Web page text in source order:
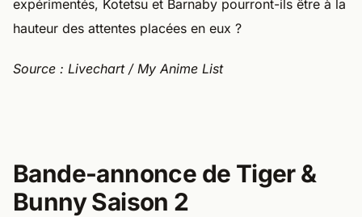
expérimentés, Kotetsu et Barnaby pourront-ils être à la
hauteur des attentes placées en eux ?
Source : Livechart / My Anime List
Bande-annonce de Tiger &
Bunny Saison 2